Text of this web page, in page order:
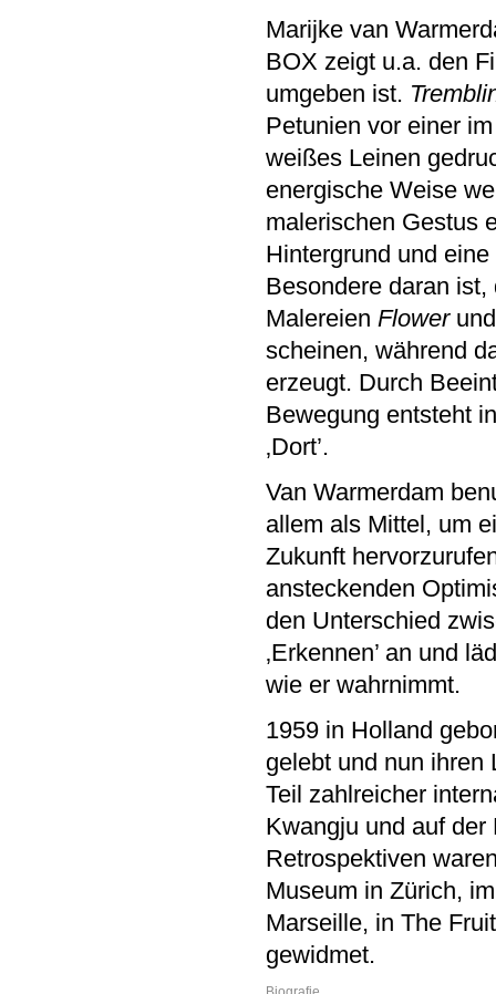
Marijke van
BOX zeigt u.a. den
umgeben ist.
Petunien vor einer
weißes Leinen
energische Weise
malerischen Gestus
Hintergrund und
Besondere daran
Malereien Flower
scheinen, während
erzeugt. Durch
Bewegung entsteht
‚Dort’.
Van Warmerdam
allem als Mittel, um
Zukunft
ansteckenden
den Unterschied
‚Erkennen’ an und
wie er wahrnimmt.
1959 in Holland
gelebt und nun ihren
Teil zahlreicher
Kwangju und auf
Retrospektiven
Museum in Zürich,
Marseille, in The
gewidmet.